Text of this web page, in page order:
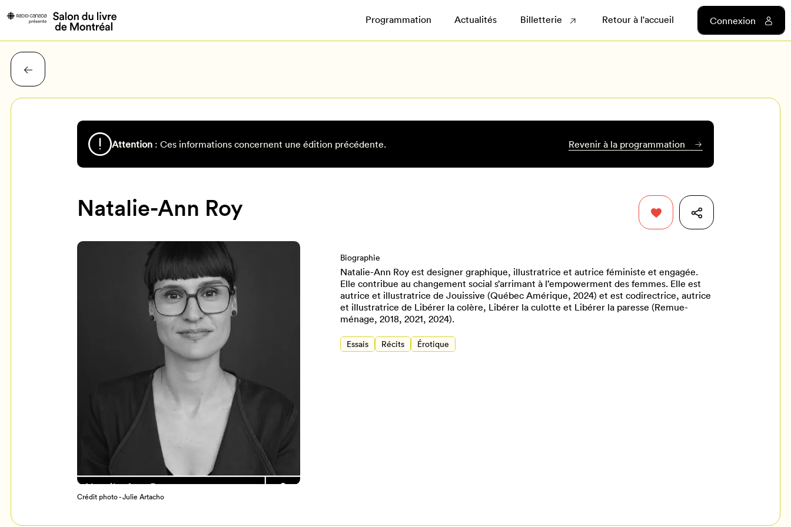
Programmation Actualités Billetterie Retour à l'accueil Connexion
Attention : Ces informations concernent une édition précédente. Revenir à la programmation
Natalie-Ann Roy
Crédit photo - Julie Artacho
Biographie
Natalie-Ann Roy est designer graphique, illustratrice et autrice féministe et engagée.
Elle contribue au changement social s’arrimant à l’empowerment des femmes. Elle est
autrice et illustratrice de Jouissive (Québec Amérique, 2024) et est codirectrice, autrice
et illustratrice de Libérer la colère, Libérer la culotte et Libérer la paresse (Remue-
ménage, 2018, 2021, 2024).
Essais Récits Érotique
Pour enregistrer vos favoris,
connectez-vous ou créez votre profil